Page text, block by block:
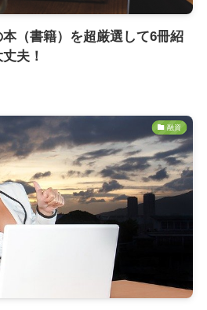
（書籍）を超厳選して6冊紹
夫！
融資